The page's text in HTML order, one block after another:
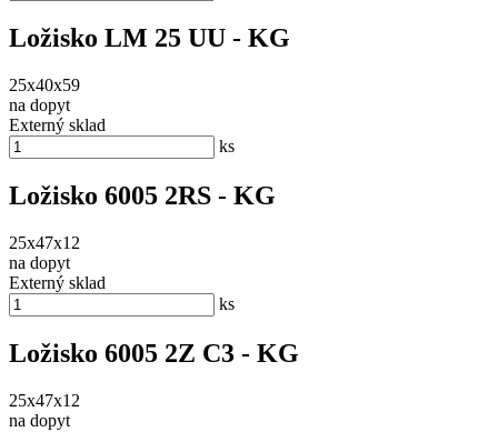
Ložisko LM 25 UU - KG
25x40x59
na dopyt
Externý sklad
ks
Ložisko 6005 2RS - KG
25x47x12
na dopyt
Externý sklad
ks
Ložisko 6005 2Z C3 - KG
25x47x12
na dopyt